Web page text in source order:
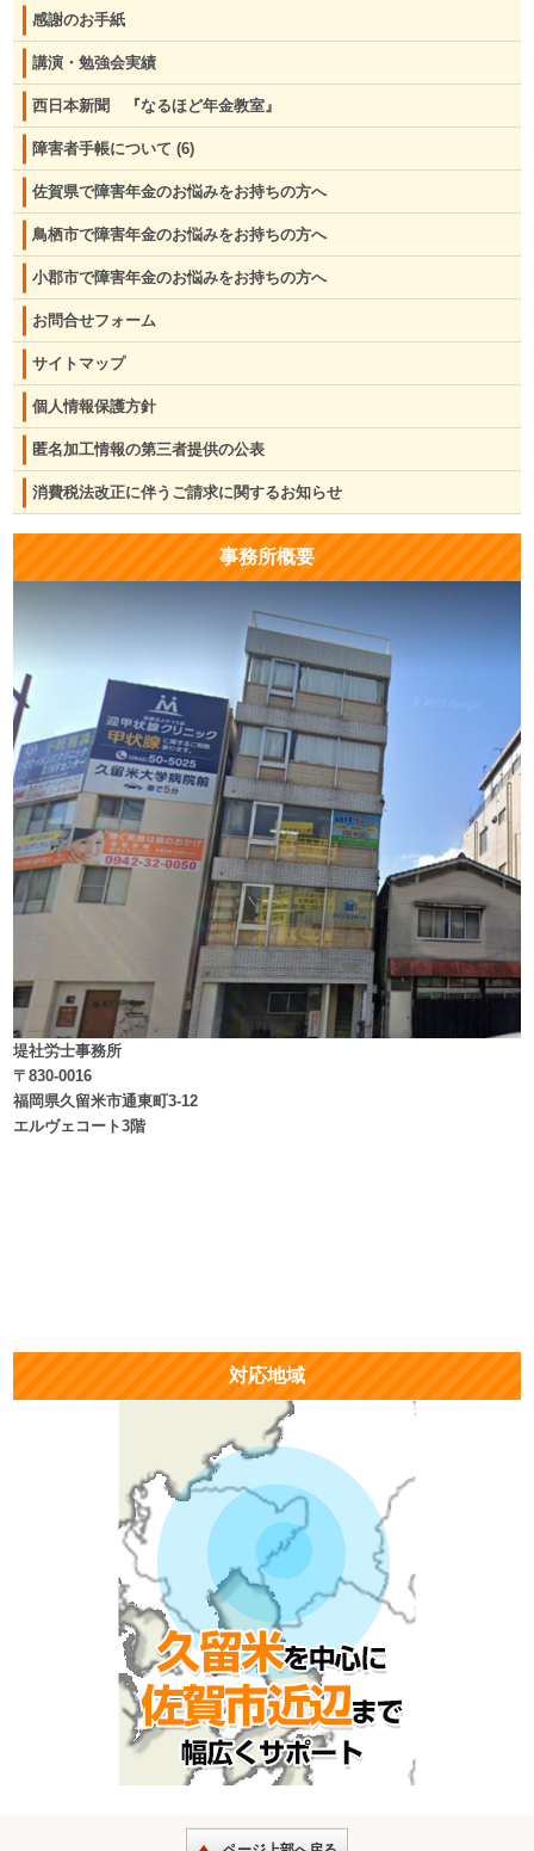
感謝のお手紙
講演・勉強会実績
西日本新聞 『なるほど年金教室』
障害者手帳について (6)
佐賀県で障害年金のお悩みをお持ちの方へ
鳥栖市で障害年金のお悩みをお持ちの方へ
小郡市で障害年金のお悩みをお持ちの方へ
お問合せフォーム
サイトマップ
個人情報保護方針
匿名加工情報の第三者提供の公表
消費税法改正に伴うご請求に関するお知らせ
事務所概要
堤社労士事務所
〒830-0016
福岡県久留米市通東町3-12
エルヴェコート3階
対応地域